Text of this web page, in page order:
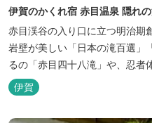
伊賀のかくれ宿 赤目温泉 隠れ
赤目渓谷の入り口に立つ明治期
岩壁が美しい「日本の滝百選」
るの「赤目四十八滝」や、忍者
分と観光にも好立地です。 地下１０００メートルから湧くアルカリ
性単純温泉はしっとり滑らかな
地元のスギ材を用いた大浴場
伊賀